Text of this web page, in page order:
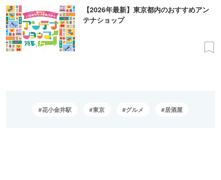
【2026年最新】東京都内のおすすめアン
テナショップ
花小金井駅 東京 グルメ 居酒屋